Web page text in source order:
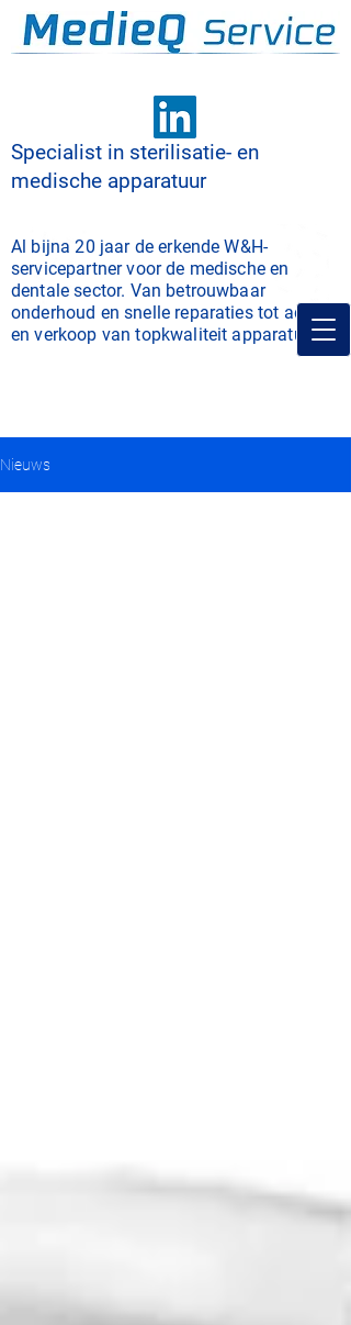
Specialist in sterilisatie- en
medische apparatuur
Al bijna 20 jaar de erkende W&H-
servicepartner voor de medische en
dentale sector. Van betrouwbaar
onderhoud en snelle reparaties tot advies
en verkoop van topkwaliteit apparatuur.
Nieuws